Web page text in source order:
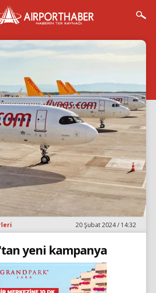
20 Şubat 2024 / 14:32
yeni kampanya